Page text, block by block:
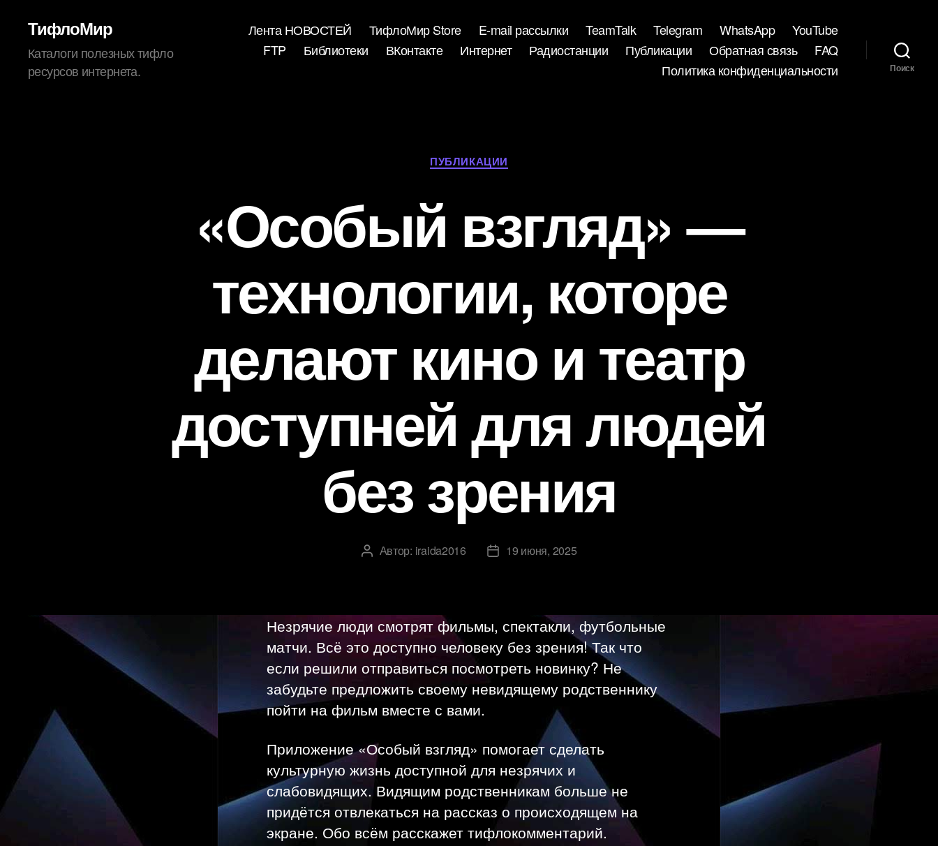
ТифлоМир
Каталоги полезных тифло
ресурсов интернета.
Лента НОВОСТЕЙ ТифлоМир Store E-mail рассылки TeamTalk Telegram WhatsApp
YouTube
FTP
Библиотеки ВКонтакте Интернет Радиостанции Публикации Обратная связь
FAQ
Политика конфиденциальности
Поиск
Рубрики
ПУБЛИКАЦИИ
«Особый взгляд» —
технологии, которе
делают кино и театр
доступней для людей
без зрения
Автор
Автор: iraida2016
Дата19 июня, 2025
Незрячие люди смотрят фильмы, спектакли, футбольные
матчи. Всё это доступно человеку без зрения! Так что
если решили отправиться посмотреть новинку? Не
забудьте предложить своему невидящему родственнику
пойти на фильм вместе с вами.
Приложение «Особый взгляд» помогает сделать
культурную жизнь доступной для незрячих и
слабовидящих. Видящим родственникам больше не
придётся отвлекаться на рассказ о происходящем на
экране. Обо всём расскажет тифлокомментарий.